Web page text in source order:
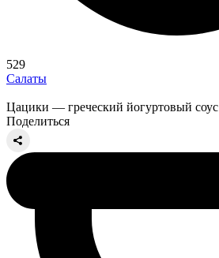
529
Салаты
Цацики — греческий йогуртовый соус
Поделиться